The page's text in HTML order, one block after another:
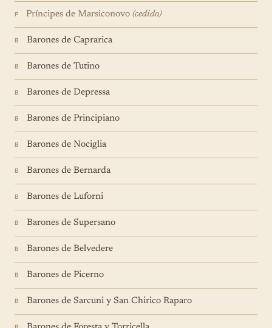
P Príncipes de Marsiconovo (cedido)
B Barones de Caprarica
B Barones de Tutino
B Barones de Depressa
B Barones de Principiano
B Barones de Nociglia
B Barones de Bernarda
B Barones de Luforni
B Barones de Supersano
B Barones de Belvedere
B Barones de Picerno
B Barones de Sarcuni y San Chirico Raparo